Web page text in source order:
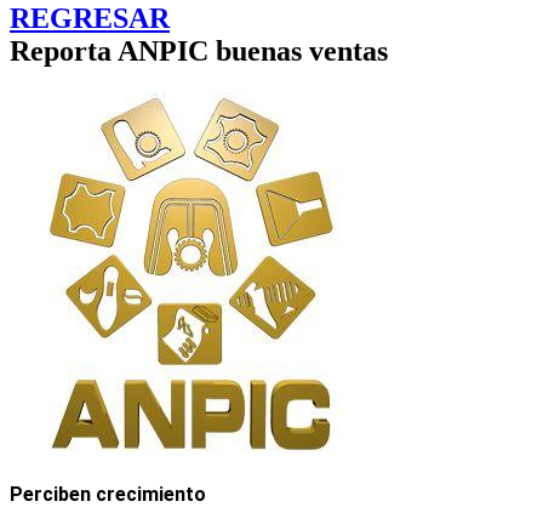
REGRESAR
Reporta ANPIC buenas ventas
Perciben crecimiento